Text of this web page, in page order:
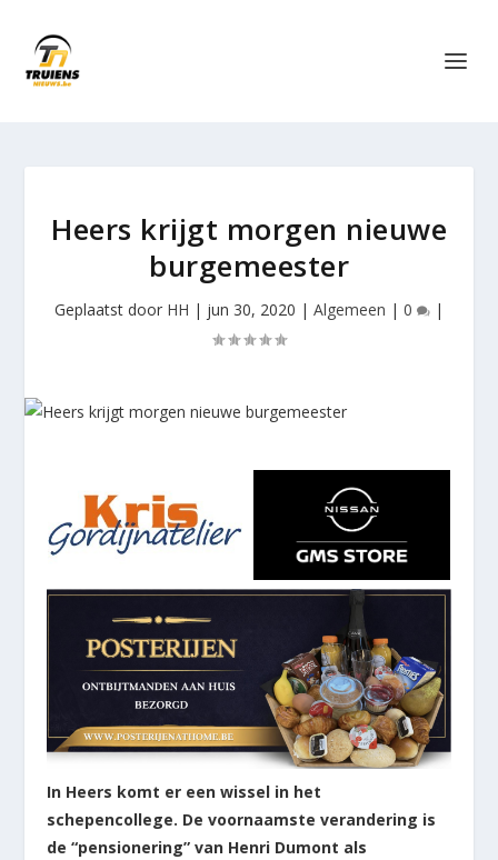
Heers krijgt morgen nieuwe
burgemeester
Geplaatst door HH | jun 30, 2020 | Algemeen | 0 |
In Heers komt er een wissel in het
schepencollege. De voornaamste verandering is
de “pensionering” van Henri Dumont als